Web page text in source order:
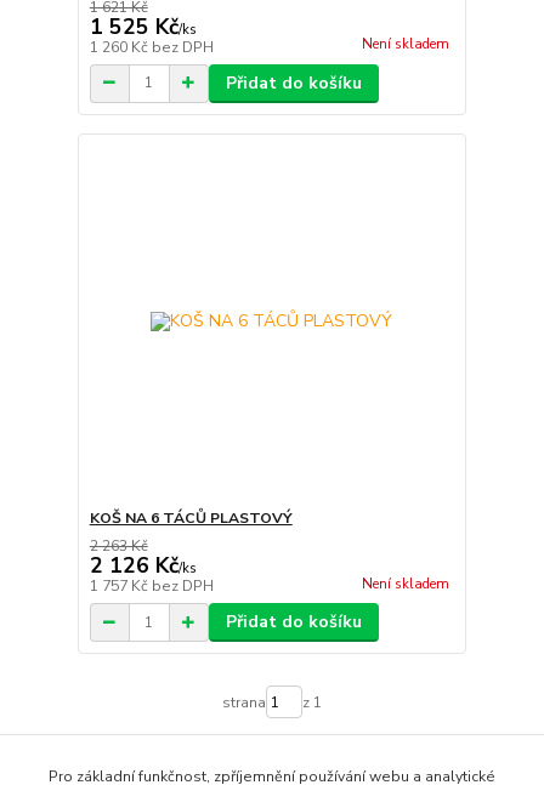
1 621 Kč
1 525 Kč/ks
1 260 Kč bez DPH Není skladem
Přidat do košíku
KOŠ NA 6 TÁCŮ PLASTOVÝ
2 263 Kč
2 126 Kč/ks
1 757 Kč bez DPH Není skladem
Přidat do košíku
strana z 1
Pro základní funkčnost, zpříjemnění používání webu a analytické